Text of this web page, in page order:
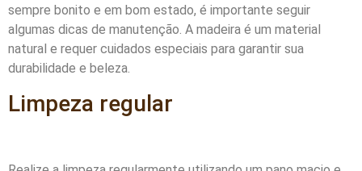
sempre bonito e em bom estado, é importante seguir
algumas dicas de manutenção. A madeira é um material
natural e requer cuidados especiais para garantir sua
durabilidade e beleza.
Limpeza regular